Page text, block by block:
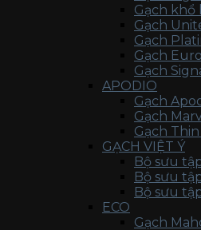
Gạch khổ
Gạch
Gạch
Gạch
Gạch
APODIO
Gạch
Gạch
Gạch
GẠCH VIỆT Ý
Bộ sưu
Bộ sưu
Bộ sưu
ECO
Gạch